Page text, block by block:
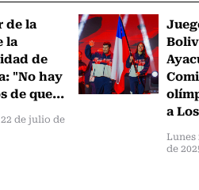
de la
la
de
"No hay
de que...
de julio de
a
Lunes
de